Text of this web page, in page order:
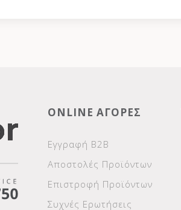
ONLINE ΑΓΟΡΕΣ
Εγγραφή Β2Β
Αποστολές Προϊόντων
Επιστροφή Προϊόντων
Συχνές Ερωτήσεις